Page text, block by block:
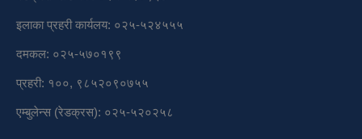
इलाका प्रहरी कार्यलय: ०२५-५२४५५५
दमकल: ०२५-५७०१९९
प्रहरी: १००, ९८५२०९०७५५
एम्बुलेन्स (रेडक्रस): ०२५-५२०२५८